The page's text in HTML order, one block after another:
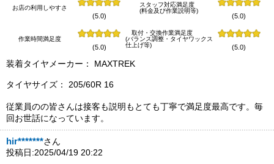
お店の利用しやすさ
(5.0)
スタッフ対応満足度
(料金及び作業説明等)
(5.0)
作業時間満足度
(5.0)
取付・交換作業満足度
(バランス調整・タイヤワックス
仕上げ等)
(5.0)
装着タイヤメーカー： MAXTREK
タイヤサイズ： 205/60R 16
従業員のの皆さんは接客も説明もとても丁寧で満足度最高です。毎
回お世話になっています。
hir*******さん
投稿日:2025/04/19 20:22